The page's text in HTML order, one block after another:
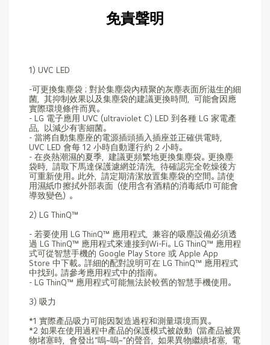
免責聲明
1) UVC LED
-可更換集塵袋；對於集塵袋內積聚的灰塵表面所滋生的細
菌，其抑制效果以及集塵袋的建議更換時間，可能會因應
實際環境條件而異。
- LG 電子應用 UVC (ultraviolet C) LED 到各種 LG 家電產
品，以減少有害細菌。
- 當將自動集塵座的電源插頭插入插座並正確供電時，
UVC LED 會每 12 小時自動運行約 2 小時。
- 在炎熱潮濕的夏季，建議更頻繁地更換集塵袋。更換塵
袋時，請取下馬達保護濾網並清洗，待確認完全乾燥後方
可重新使用。此外，請定期清潔放置集塵袋的空間。請使
用濕紙巾擦拭外部表面（使用含有酒精的消毒紙巾可能會
導致變色）。
2) LG ThinQ™
- 若要使用 LG ThinQ™ 應用程式，兼容的吸塵設備必須透
過 LG ThinQ™ 應用程式來連接到Wi-Fi。LG ThinQ™ 應用程
式可從智慧手機的 Google Play Store 或 Apple App
Store 中下載。詳細的配對說明可在 LG ThinQ™ 應用程式
中找到。請參考應用程式中的指南。
- LG ThinQ™ 應用程式可能無法於較舊的智慧手機使用。
3) 吸力
*1 實際產品吸力可能因製造過程和測量環境而異。
*2 如果在使用過程中產品的保護模式被啟動（當產品被異
物堵塞時，會發出“嗚~嗚~”的聲音，如果異物繼續堵塞，電